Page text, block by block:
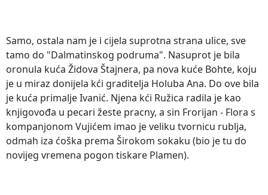
Samo, ostala nam je i cijela suprotna strana ulice, sve
tamo do "Dalmatinskog podruma". Nasuprot je bila
oronula kuća Židova Štajnera, pa nova kuće Bohte, koju
je u miraz donijela kći graditelja Holuba Ana. Do ove bila
je kuća primalje Ivanić. Njena kći Ružica radila je kao
knjigovođa u pecari žeste pracny, a sin Frorijan - Flora s
kompanjonom Vujićem imao je veliku tvornicu rublja,
odmah iza ćoška prema Širokom sokaku (bio je tu do
novijeg vremena pogon tiskare Plamen).